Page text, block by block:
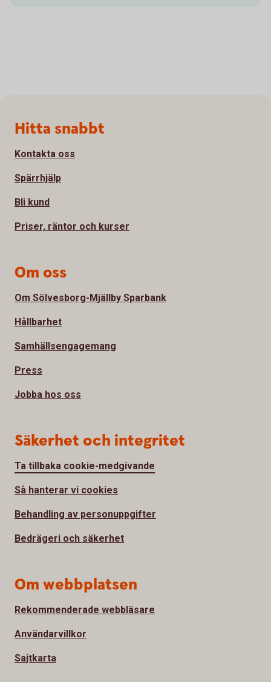
Sidfot
Hitta snabbt
Kontakta oss
Spärrhjälp
Bli kund
Priser, räntor och kurser
Om oss
Om Sölvesborg-Mjällby Sparbank
Hållbarhet
Samhällsengagemang
Press
Jobba hos oss
Säkerhet och integritet
Ta tillbaka cookie-medgivande
Så hanterar vi cookies
Behandling av personuppgifter
Bedrägeri och säkerhet
Om webbplatsen
Rekommenderade webbläsare
Användarvillkor
Sajtkarta